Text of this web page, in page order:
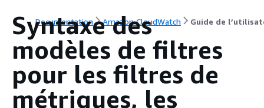
Documentation Amazon CloudWatch Guide de
Syntaxe des
modèles de filtres
pour les filtres de
métriques, les